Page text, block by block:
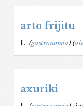
arto frijitu
1. (gastronomia) (
axuriki